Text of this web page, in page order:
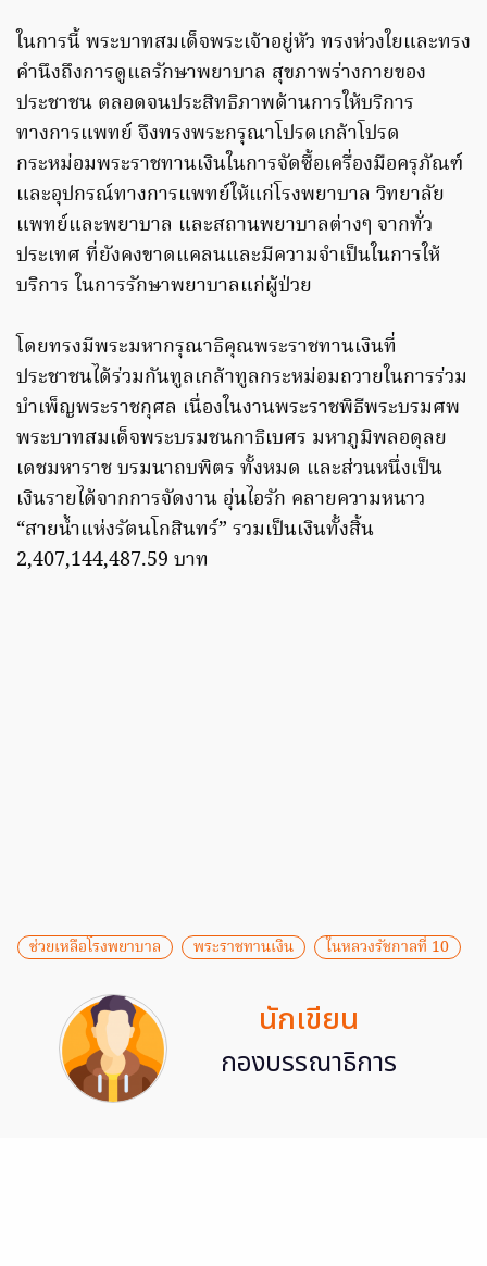
ในการนี้ พระบาทสมเด็จพระเจ้าอยู่หัว ทรงห่วงใยและทรง
คำนึงถึงการดูแลรักษาพยาบาล สุขภาพร่างกายของ
ประชาชน ตลอดจนประสิทธิภาพด้านการให้บริการ
ทางการแพทย์ จึงทรงพระกรุณาโปรดเกล้าโปรด
กระหม่อมพระราชทานเงินในการจัดซื้อเครื่องมือครุภัณฑ์
และอุปกรณ์ทางการแพทย์ให้แก่โรงพยาบาล วิทยาลัย
แพทย์และพยาบาล และสถานพยาบาลต่างๆ จากทั่ว
ประเทศ ที่ยังคงขาดแคลนและมีความจำเป็นในการให้
บริการ ในการรักษาพยาบาลแก่ผู้ป่วย
โดยทรงมีพระมหากรุณาธิคุณพระราชทานเงินที่
ประชาชนได้ร่วมกันทูลเกล้าทูลกระหม่อมถวายในการร่วม
บำเพ็ญพระราชกุศล เนื่องในงานพระราชพิธีพระบรมศพ
พระบาทสมเด็จพระบรมชนกาธิเบศร มหาภูมิพลอดุลย
เดชมหาราช บรมนาถบพิตร ทั้งหมด และส่วนหนึ่งเป็น
เงินรายได้จากการจัดงาน อุ่นไอรัก คลายความหนาว
“สายน้ำแห่งรัตนโกสินทร์” รวมเป็นเงินทั้งสิ้น
2,407,144,487.59 บาท
ช่วยเหลือโรงพยาบาล พระราชทานเงิน ในหลวงรัชกาลที่ 10
นักเขียน
กองบรรณาธิการ